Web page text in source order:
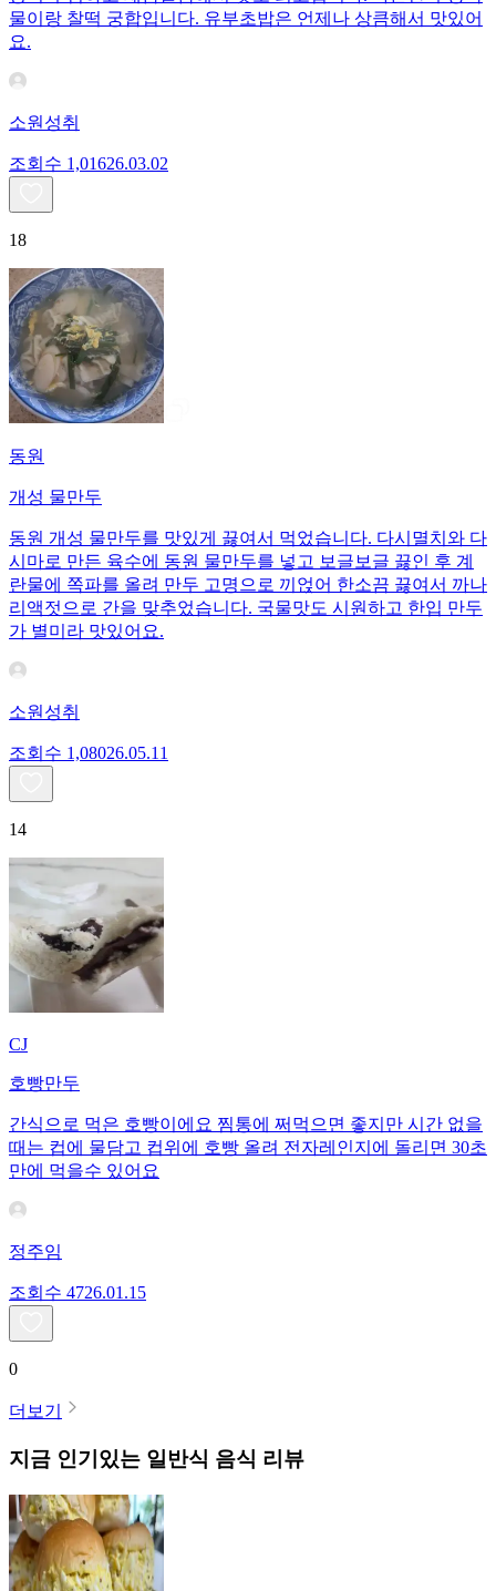
물이랑 찰떡 궁합입니다. 유부초밥은 언제나 상큼해서 맛있어
요.
소원성취
조회수 1,01626.03.02
18
동원
개성 물만두
동원 개성 물만두를 맛있게 끓여서 먹었습니다. 다시멸치와 다
시마로 만든 육수에 동원 물만두를 넣고 보글보글 끓인 후 계
란물에 쪽파를 올려 만두 고명으로 끼얹어 한소끔 끓여서 까나
리액젓으로 간을 맞추었습니다. 국물맛도 시원하고 한입 만두
가 별미라 맛있어요.
소원성취
조회수 1,08026.05.11
14
CJ
호빵만두
간식으로 먹은 호빵이에요 찜통에 쩌먹으면 좋지만 시간 없을
때는 컵에 물담고 컵위에 호빵 올려 전자레인지에 돌리면 30초
만에 먹을수 있어요
정주임
조회수 4726.01.15
0
더보기
지금 인기있는 일반식 음식 리뷰